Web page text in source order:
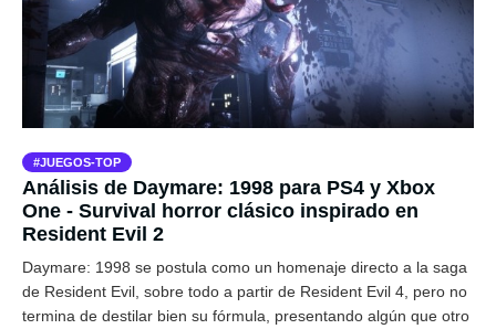
JUEGOS-TOP
Análisis de Daymare: 1998 para PS4 y Xbox
One - Survival horror clásico inspirado en
Resident Evil 2
Daymare: 1998 se postula como un homenaje directo a la saga
de Resident Evil, sobre todo a partir de Resident Evil 4, pero no
termina de destilar bien su fórmula, presentando algún que otro